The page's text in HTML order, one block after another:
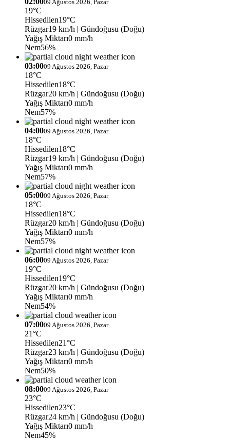
09 Ağustos 2026, Pazar
19°C
Hissedilen19°C
Rüzgar19 km/h | Gündoğusu (Doğu)
Yağış Miktarı0 mm/h
Nem56%
03:0009 Ağustos 2026, Pazar
18°C
Hissedilen18°C
Rüzgar20 km/h | Gündoğusu (Doğu)
Yağış Miktarı0 mm/h
Nem57%
04:0009 Ağustos 2026, Pazar
18°C
Hissedilen18°C
Rüzgar19 km/h | Gündoğusu (Doğu)
Yağış Miktarı0 mm/h
Nem57%
05:0009 Ağustos 2026, Pazar
18°C
Hissedilen18°C
Rüzgar20 km/h | Gündoğusu (Doğu)
Yağış Miktarı0 mm/h
Nem57%
06:0009 Ağustos 2026, Pazar
19°C
Hissedilen19°C
Rüzgar20 km/h | Gündoğusu (Doğu)
Yağış Miktarı0 mm/h
Nem54%
07:0009 Ağustos 2026, Pazar
21°C
Hissedilen21°C
Rüzgar23 km/h | Gündoğusu (Doğu)
Yağış Miktarı0 mm/h
Nem50%
08:0009 Ağustos 2026, Pazar
23°C
Hissedilen23°C
Rüzgar24 km/h | Gündoğusu (Doğu)
Yağış Miktarı0 mm/h
Nem45%